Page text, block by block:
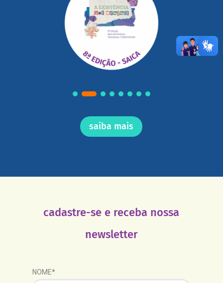
saiba mais
cadastre-se e receba nossa
newsletter
NOME*